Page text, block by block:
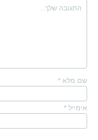
שם מלא *
אימייל *